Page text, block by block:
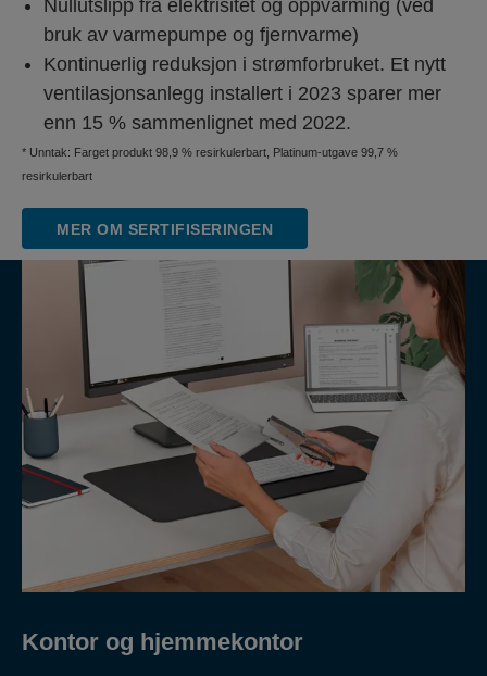
Nullutslipp fra elektrisitet og oppvarming (ved
bruk av varmepumpe og fjernvarme)
Kontinuerlig reduksjon i strømforbruket. Et nytt
ventilasjonsanlegg installert i 2023 sparer mer
enn 15 % sammenlignet med 2022.
* Unntak: Farget produkt 98,9 % resirkulerbart, Platinum-utgave 99,7 %
resirkulerbart
MER OM SERTIFISERINGEN
Kontor og hjemmekontor